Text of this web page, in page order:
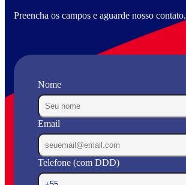
Preencha os campos e aguarde nosso contato.
Nome
Email
Telefone (com DDD)